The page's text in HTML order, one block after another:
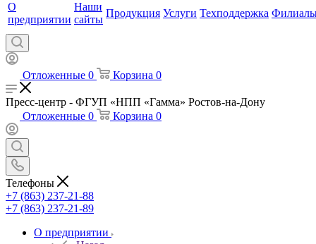
О
предприятии
Наши
сайты
Продукция Услуги Техподдержка
Отложенные 0 Корзина 0
Пресс-центр - ФГУП «НПП «Гамма» Ростов-на-Дону
Отложенные 0 Корзина 0
Телефоны
+7 (863) 237-21-88
+7 (863) 237-21-89
О предприятии